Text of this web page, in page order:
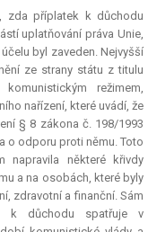
zda příplatek k důchodu
uplatňování práva Unie,
byl zaveden. Nejvyšší
ze strany státu z titulu
režimem,
nařízení, které uvádí, že
§ 8 zákona č. 198/1993
o odporu proti němu. Toto
napravila některé křivdy
a na osobách, které byly
zdravotní a finanční. Sám
k důchodu spatřuje v